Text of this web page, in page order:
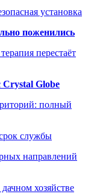
установка
поженились
перестаёт
Globe
полный
службы
направлений
хозяйстве